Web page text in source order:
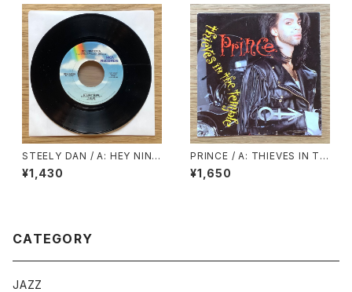
STEELY DAN / A: HEY NINE
TEEN / B: BODHISATTVA
¥1,430
PRINCE / A: THIEVES IN TH
E TEMPLE / B: THIEVES IN
THE TEMPLE PERT Ⅱ
¥1,650
CATEGORY
JAZZ